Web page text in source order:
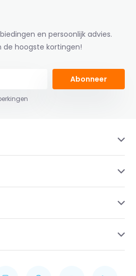
en persoonlijk advies.
de hoogste kortingen!
Abonneer